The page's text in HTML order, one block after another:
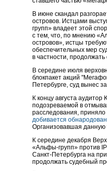
В июне скандал
островов. Истцами
групп» владеет этой
с тем, что, по мнению
островов», истцы
обеспечительных мер
в частности,
В середине июля
блокпакет акций
Петербурге, суд вынес
К концу августа аудитор
подозреваемой в
расследования,
добивается
Организовавшая
К середине декабря
«Альфы-групп» против
Санкт-Петербурга на
продолжать судебный